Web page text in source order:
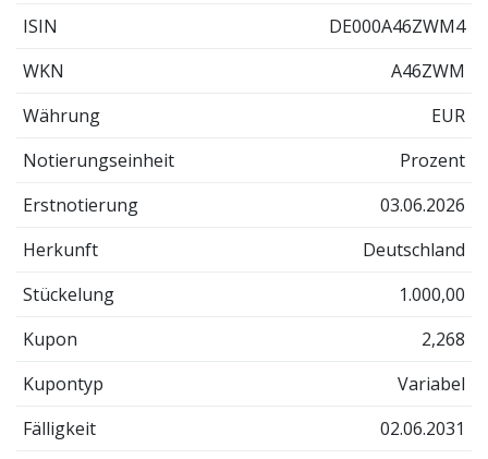
ISIN
DE000A46ZWM4
WKN
A46ZWM
Währung
EUR
Notierungseinheit
Prozent
Erstnotierung
03.06.2026
Herkunft
Deutschland
Stückelung
1.000,00
Kupon
2,268
Kupontyp
Variabel
Fälligkeit
02.06.2031